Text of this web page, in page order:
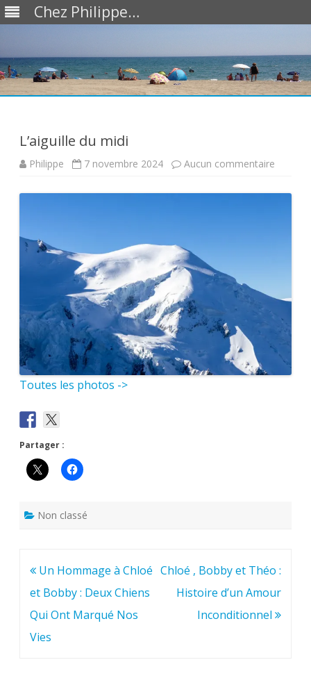
Chez Philippe…
L’aiguille du midi
Philippe 7 novembre 2024 Aucun commentaire
midi
Toutes les photos ->
Partager :
Non classé
Navigation
de
l’article
Un Hommage à Chloé
et Bobby : Deux Chiens
Qui Ont Marqué Nos
Vies
Chloé , Bobby et Théo :
Histoire d’un Amour
Inconditionnel